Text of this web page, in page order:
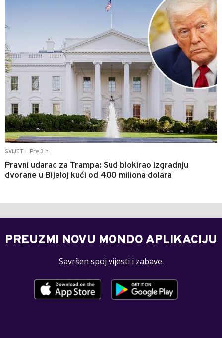
SVIJET Pre 3 h
Pravni udarac za Trampa: Sud blokirao izgradnju
dvorane u Bijeloj kući od 400 miliona dolara
PREUZMI NOVU MONDO APLIKACIJU
Savršen spoj vijesti i zabave.